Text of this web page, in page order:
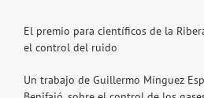
El premio para científicos de la
el control del ruido
Un trabajo de Guillermo Mínguez